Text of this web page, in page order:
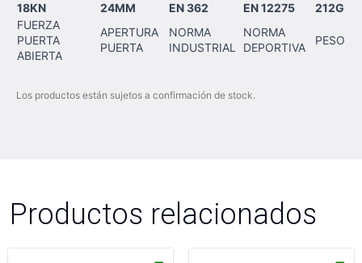
18KN
24MM EN 362 EN 12275
212G
FUERZA
PUERTA
ABIERTA
APERTURA
PUERTA
NORMA
INDUSTRIAL
NORMA
DEPORTIVA
PESO
Los productos están sujetos a confirmación de stock.
Productos relacionados